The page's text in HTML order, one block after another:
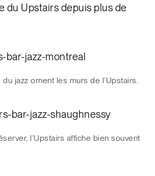
du Upstairs depuis plus de
jazz ornent les murs de l’Upstairs.
l’Upstairs affiche bien souvent